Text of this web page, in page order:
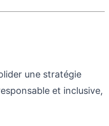
une stratégie
et inclusive,